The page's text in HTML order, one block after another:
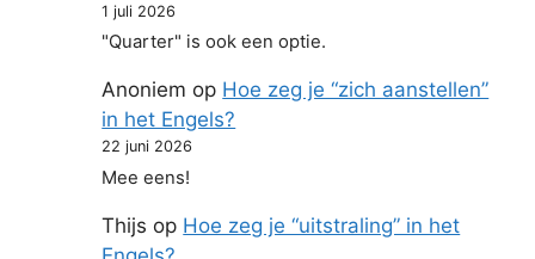
1 juli 2026
"Quarter" is ook een optie.
Anoniem op Hoe zeg je “zich aanstellen”
in het Engels?
22 juni 2026
Mee eens!
Thijs op Hoe zeg je “uitstraling” in het